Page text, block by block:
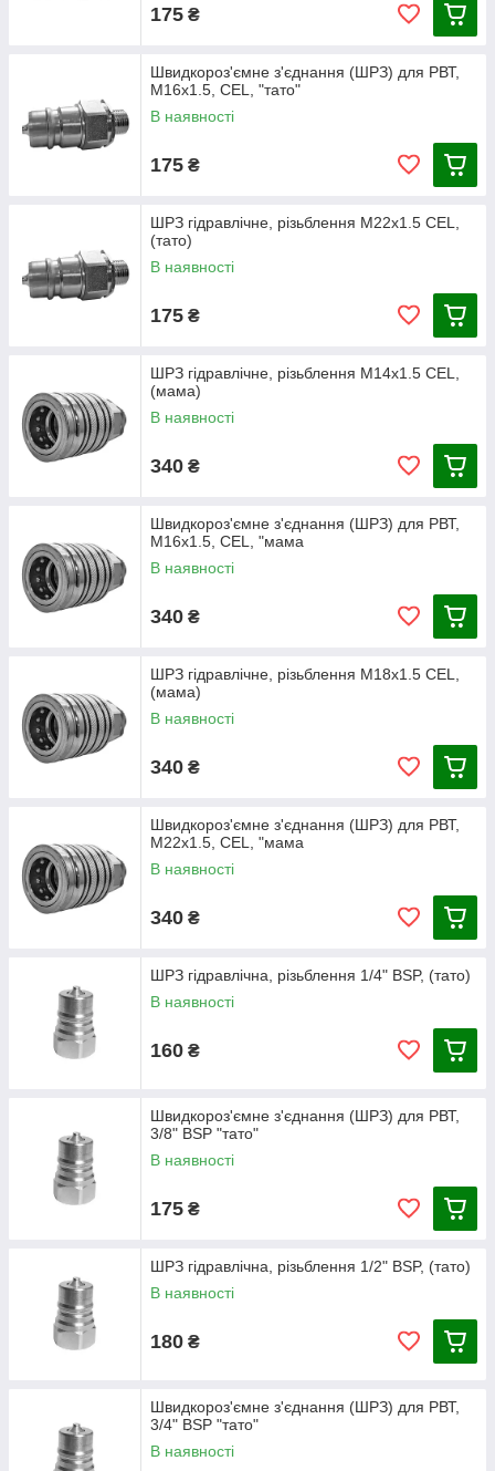
175 ₴
Швидкороз'ємне з'єднання (ШРЗ) для РВТ,
М16х1.5, CEL, "тато"
В наявності
175 ₴
ШРЗ гідравлічне, різьблення М22х1.5 CEL,
(тато)
В наявності
175 ₴
ШРЗ гідравлічне, різьблення М14х1.5 CEL,
(мама)
В наявності
340 ₴
Швидкороз'ємне з'єднання (ШРЗ) для РВТ,
М16х1.5, CEL, "мама
В наявності
340 ₴
ШРЗ гідравлічне, різьблення М18х1.5 CEL,
(мама)
В наявності
340 ₴
Швидкороз'ємне з'єднання (ШРЗ) для РВТ,
М22х1.5, CEL, "мама
В наявності
340 ₴
ШРЗ гідравлічна, різьблення 1/4" BSP, (тато)
В наявності
160 ₴
Швидкороз'ємне з'єднання (ШРЗ) для РВТ,
3/8" BSP "тато"
В наявності
175 ₴
ШРЗ гідравлічна, різьблення 1/2" BSP, (тато)
В наявності
180 ₴
Швидкороз'ємне з'єднання (ШРЗ) для РВТ,
3/4" BSP "тато"
В наявності